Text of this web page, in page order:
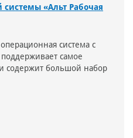
«Альт Рабочая
система с
самое
содержит большой набор